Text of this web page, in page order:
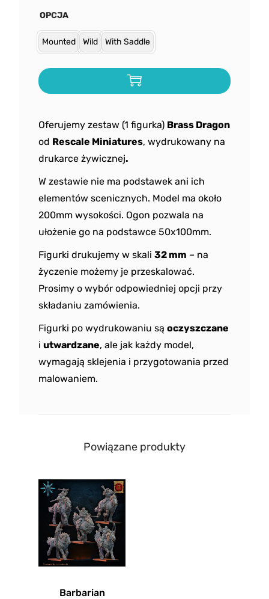
Oferujemy zestaw (1 figurka) Brass Dragon
od Rescale Miniatures, wydrukowany na
drukarce żywicznej.
W zestawie nie ma podstawek ani ich
elementów scenicznych. Model ma około
200mm wysokości. Ogon pozwala na
ułożenie go na podstawce 50x100mm.
Figurki drukujemy w skali 32 mm – na
życzenie możemy je przeskalować.
Prosimy o wybór odpowiedniej opcji przy
składaniu zamówienia.
Figurki po wydrukowaniu są oczyszczane
i utwardzane, ale jak każdy model,
wymagają sklejenia i przygotowania przed
malowaniem.
OPCJA
Mounted Wild With Saddle
Powiązane produkty
Barbarian